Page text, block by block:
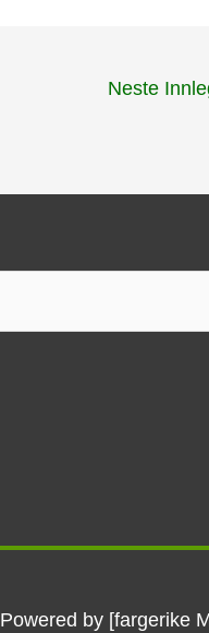
Neste
Powered by [fargerike